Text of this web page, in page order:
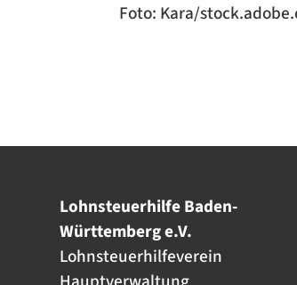
Foto: Kara/
Lohnsteuerhilfe Baden-
Württemberg e.V.
Lohnsteuerhilfeverein